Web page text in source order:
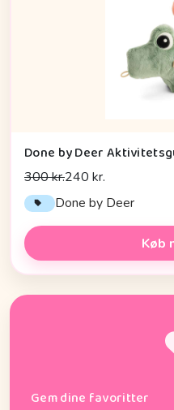
Done by Deer
300 kr.240 kr.
Done by Deer
Køb
Gem dine favoritter